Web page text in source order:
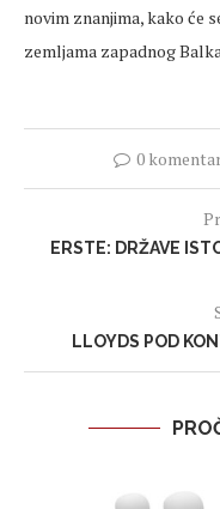
novim znanjima, kako će
zemljama zapadnog
0
ERSTE: DRŽAVE
LLOYDS POD